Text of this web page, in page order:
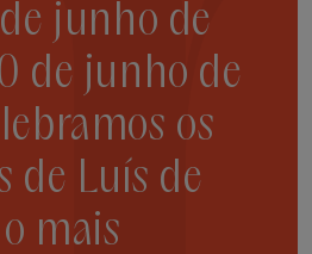
junho de
de junho de
os
de Luís de
mais